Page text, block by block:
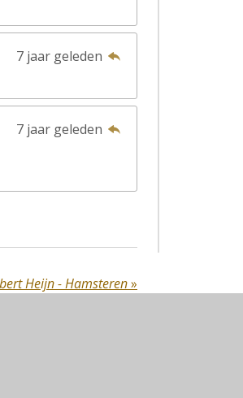
7 jaar geleden
7 jaar geleden
Heijn - Hamsteren»